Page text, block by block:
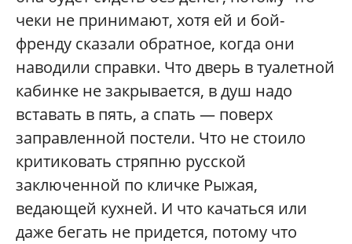
чеки не принимают, хотя ей и бой-
френду сказали обратное, когда они
наводили справки. Что дверь в туалетной
кабинке не закрывается, в душ надо
вставать в пять, а спать — поверх
заправленной постели. Что не стоило
критиковать стряпню русской
заключенной по кличке Рыжая,
ведающей кухней. И что качаться или
даже бегать не придется, потому что